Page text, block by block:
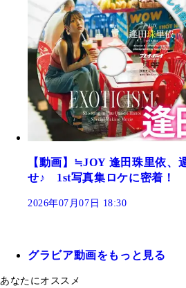
【動画】≒JOY 逢田珠里依、
せ♪ 1st写真集ロケに密着！
2026年07月07日 18:30
グラビア動画をもっと見る
あなたにオススメ